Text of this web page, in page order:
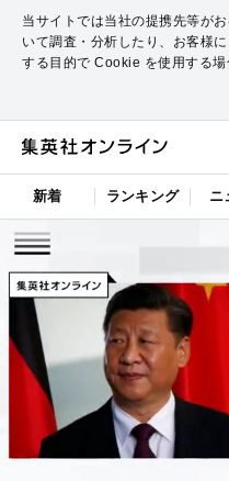
当サイトでは当社の提携先等が
いて調査・分析したり、お客様
する目的で Cookie を使用する場
新着 ランキング ニ